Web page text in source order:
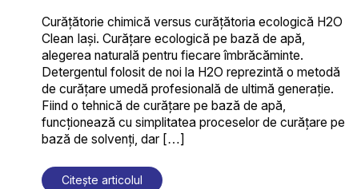
Curățătorie chimică versus curățătoria ecologică H2O
Clean Iași. Curățare ecologică pe bază de apă,
alegerea naturală pentru fiecare îmbrăcăminte.
Detergentul folosit de noi la H2O reprezintă o metodă
de curățare umedă profesională de ultimă generație.
Fiind o tehnică de curățare pe bază de apă,
funcționează cu simplitatea proceselor de curățare pe
bază de solvenți, dar […]
Citește articolul